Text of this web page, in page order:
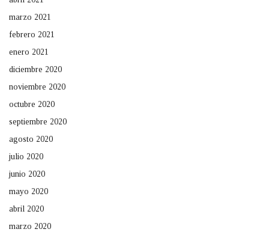
marzo 2021
febrero 2021
enero 2021
diciembre 2020
noviembre 2020
octubre 2020
septiembre 2020
agosto 2020
julio 2020
junio 2020
mayo 2020
abril 2020
marzo 2020